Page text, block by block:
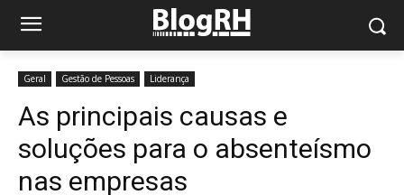
Geral Gestão de Pessoas Liderança
As principais causas e
soluções para o absenteísmo
nas empresas